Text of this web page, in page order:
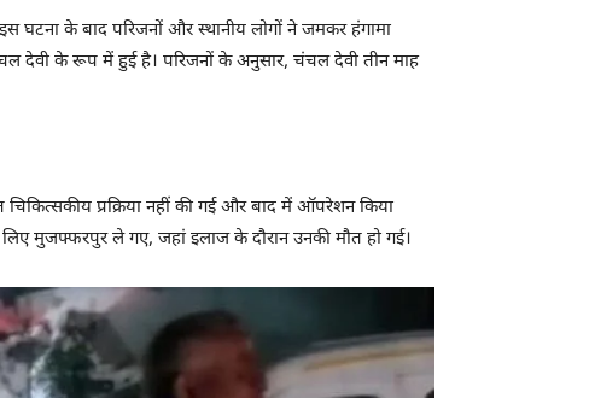
घटना के बाद परिजनों और स्थानीय लोगों ने जमकर हंगामा
देवी के रूप में हुई है। परिजनों के अनुसार, चंचल देवी तीन माह
प्रक्रिया नहीं की गई और बाद में ऑपरेशन किया
मुजफ्फरपुर ले गए, जहां इलाज के दौरान उनकी मौत हो गई।